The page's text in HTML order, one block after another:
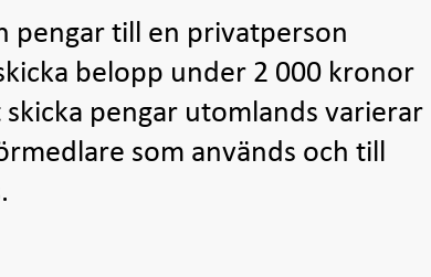
pengar till en privatperson
belopp under 2 000 kronor
pengar utomlands varierar
som används och till